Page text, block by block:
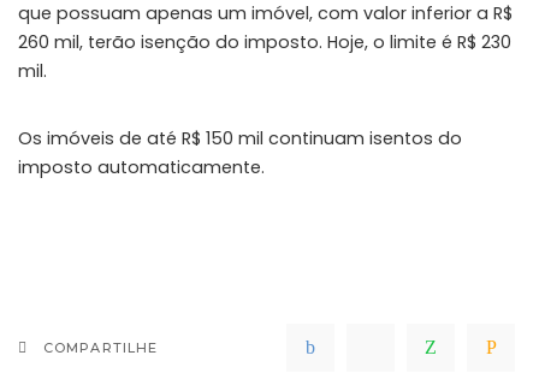
que possuam apenas um imóvel, com valor inferior a R$
260 mil, terão isenção do imposto. Hoje, o limite é R$ 230
mil.
Os imóveis de até R$ 150 mil continuam isentos do
imposto automaticamente.
COMPARTILHE